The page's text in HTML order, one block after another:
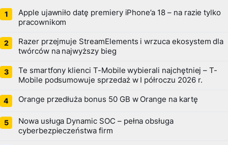
Apple ujawniło datę premiery iPhone’a 18 – na razie tylko
pracownikom
Razer przejmuje StreamElements i wrzuca ekosystem dla
twórców na najwyższy bieg
Te smartfony klienci T-Mobile wybierali najchętniej – T-
Mobile podsumowuje sprzedaż w I półroczu 2026 r.
Orange przedłuża bonus 50 GB w Orange na kartę
Nowa usługa Dynamic SOC – pełna obsługa
cyberbezpieczeństwa firm